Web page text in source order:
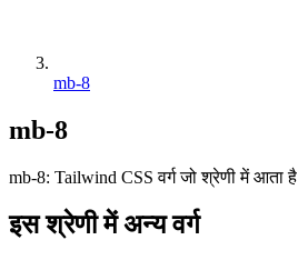
mb-8
mb-8
mb-8: Tailwind CSS वर्ग जो श्रेणी में आता है
इस श्रेणी में अन्य वर्ग